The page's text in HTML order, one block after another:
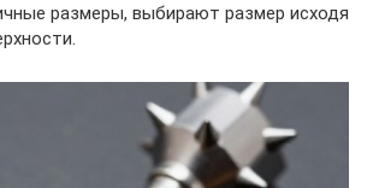
размеры, выбирают размер исходя